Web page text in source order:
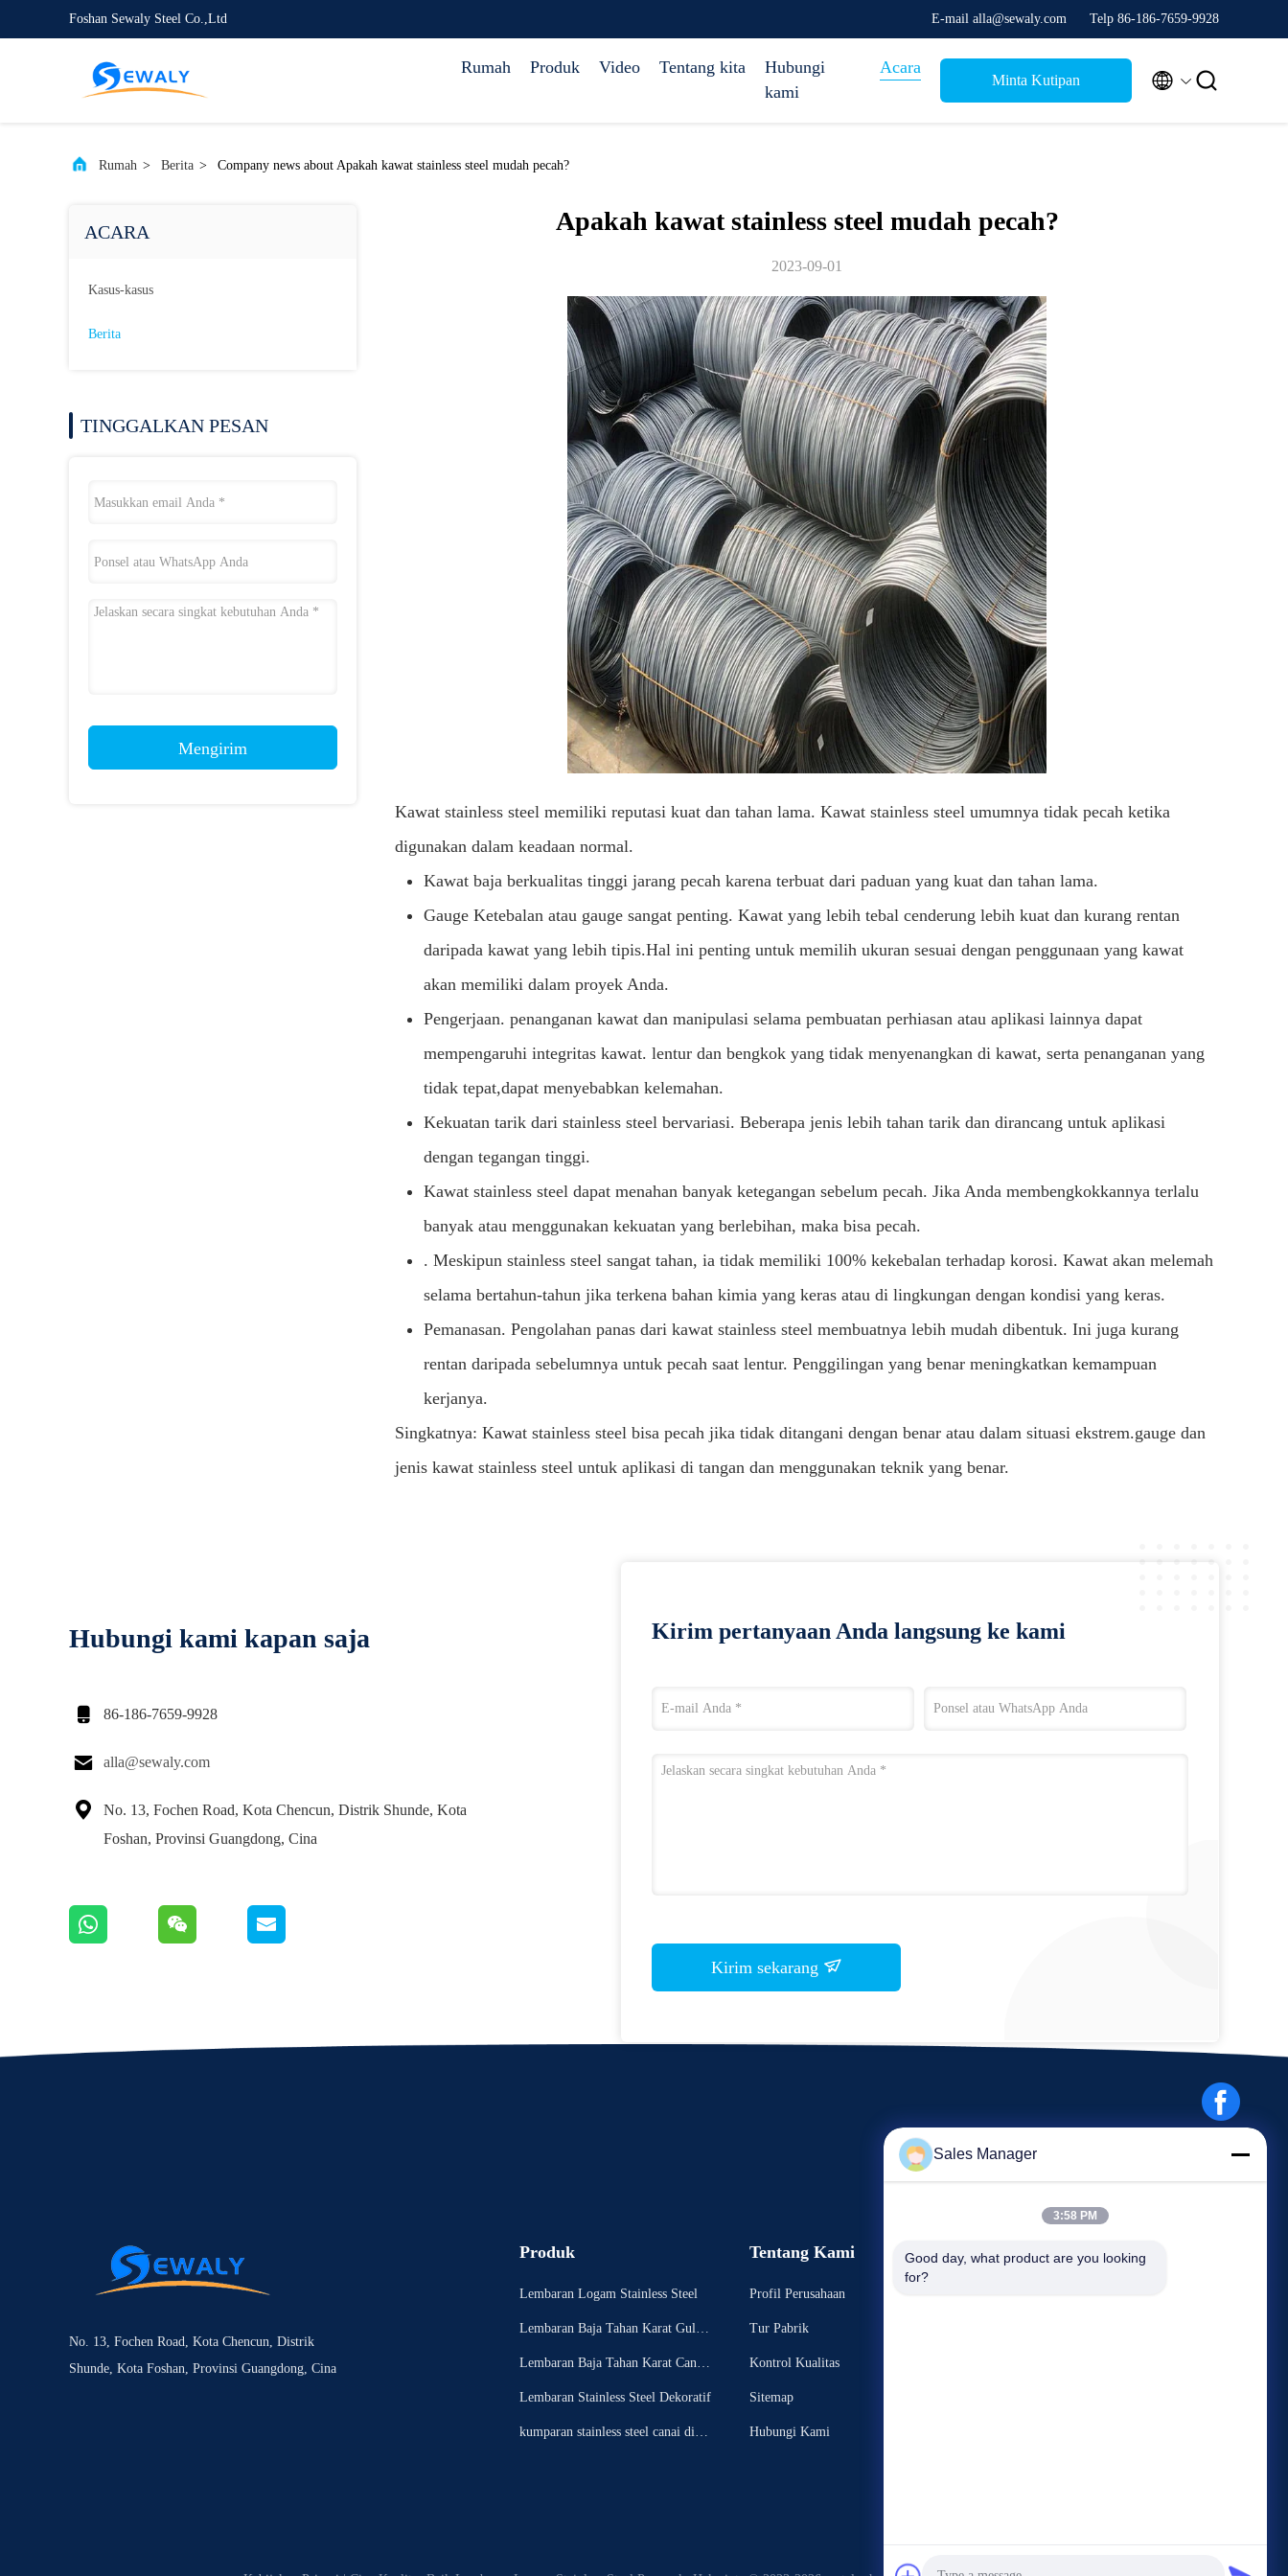
Foshan Sewaly Steel Co.,Ltd E-mail alla@sewaly.com Telp 86-186-7659-9928
Rumah Produk Video Tentang kita
Hubungi
kami
Acara
Minta Kutipan  
Rumah > Berita > Company news about Apakah kawat stainless steel mudah pecah?
ACARA
Kasus-kasus
Berita
TINGGALKAN PESAN
Mengirim
Apakah kawat stainless steel mudah pecah?
2023-09-01
Kawat stainless steel memiliki reputasi kuat dan tahan lama. Kawat stainless steel umumnya tidak pecah ketika
digunakan dalam keadaan normal.
Kawat baja berkualitas tinggi jarang pecah karena terbuat dari paduan yang kuat dan tahan lama.
Gauge Ketebalan atau gauge sangat penting. Kawat yang lebih tebal cenderung lebih kuat dan kurang rentan
daripada kawat yang lebih tipis.Hal ini penting untuk memilih ukuran sesuai dengan penggunaan yang kawat
akan memiliki dalam proyek Anda.
Pengerjaan. penanganan kawat dan manipulasi selama pembuatan perhiasan atau aplikasi lainnya dapat
mempengaruhi integritas kawat. lentur dan bengkok yang tidak menyenangkan di kawat, serta penanganan yang
tidak tepat,dapat menyebabkan kelemahan.
Kekuatan tarik dari stainless steel bervariasi. Beberapa jenis lebih tahan tarik dan dirancang untuk aplikasi
dengan tegangan tinggi.
Kawat stainless steel dapat menahan banyak ketegangan sebelum pecah. Jika Anda membengkokkannya terlalu
banyak atau menggunakan kekuatan yang berlebihan, maka bisa pecah.
. Meskipun stainless steel sangat tahan, ia tidak memiliki 100% kekebalan terhadap korosi. Kawat akan melemah
selama bertahun-tahun jika terkena bahan kimia yang keras atau di lingkungan dengan kondisi yang keras.
Pemanasan. Pengolahan panas dari kawat stainless steel membuatnya lebih mudah dibentuk. Ini juga kurang
rentan daripada sebelumnya untuk pecah saat lentur. Penggilingan yang benar meningkatkan kemampuan
kerjanya.
Singkatnya: Kawat stainless steel bisa pecah jika tidak ditangani dengan benar atau dalam situasi ekstrem.gauge dan
jenis kawat stainless steel untuk aplikasi di tangan dan menggunakan teknik yang benar.
Hubungi kami kapan saja
 86-186-7659-9928
 alla@sewaly.com

No. 13, Fochen Road, Kota Chencun, Distrik Shunde, Kota
Foshan, Provinsi Guangdong, Cina
Kirim pertanyaan Anda langsung ke kami
Kirim sekarang
No. 13, Fochen Road, Kota Chencun, Distrik
Shunde, Kota Foshan, Provinsi Guangdong, Cina
Produk
Lembaran Logam Stainless Steel
Lembaran Baja Tahan Karat Gulun
Lembaran Baja Tahan Karat Canai
Lembaran Stainless Steel Dekoratif
kumparan stainless steel canai ding
Tentang Kami
Profil Perusahaan
Tur Pabrik
Kontrol Kualitas
Sitemap
Hubungi Kami
Acara
Minta Kutipan
Sales Manager
3:58 PM
Good day, what product are you looking
for?